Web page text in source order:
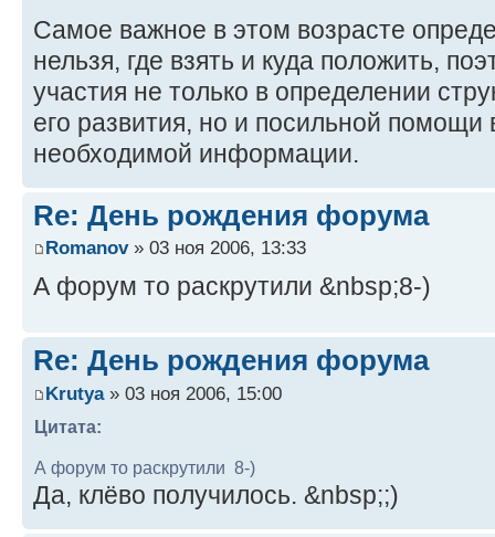
Самое важное в этом возрасте
нельзя, где взять и куда положить,
участия не только в определении
его развития, но и посильной помощи
необходимой информации.
Re: День рождения форума
Romanov» 03 ноя 2006, 13:33
А форум то раскрутили &nbsp;8-)
Re: День рождения форума
Krutya» 03 ноя 2006, 15:00
Цитата:
А форум то раскрутили 8-)
Да, клёво получилось. &nbsp;;)